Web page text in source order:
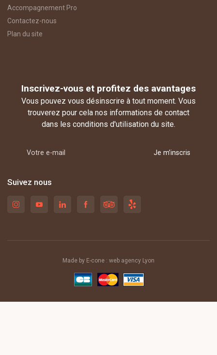
Accompagnement Pro
Contactez-nous
Plan du site
Inscrivez-vous et profitez des avantages
Vous pouvez vous désinscrire à tout moment. Vous
trouverez pour cela nos informations de contact
dans les conditions d'utilisation du site.
Je m’inscris
Suivez nous
Made by E-cone : web agency Lyon